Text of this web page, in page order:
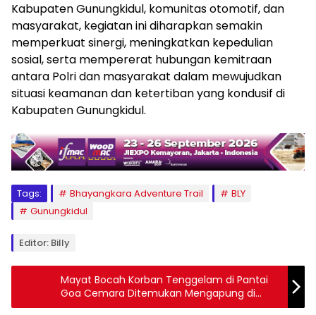
Kabupaten Gunungkidul, komunitas otomotif, dan
masyarakat, kegiatan ini diharapkan semakin
memperkuat sinergi, meningkatkan kepedulian
sosial, serta mempererat hubungan kemitraan
antara Polri dan masyarakat dalam mewujudkan
situasi keamanan dan ketertiban yang kondusif di
Kabupaten Gunungkidul.
Tags: Bhayangkara Adventure Trail
BLY
Gunungkidul
Editor: Billy
Mayat Bocah Korban Tenggelam di Pantai
Goa Cemara Ditemukan Mengapung di
Pantai Bugel Kulonprogo